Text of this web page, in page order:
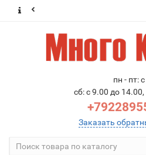
пн - пт:
сб: с 9.00 до
Заказать